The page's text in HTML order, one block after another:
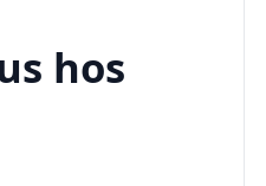
hos